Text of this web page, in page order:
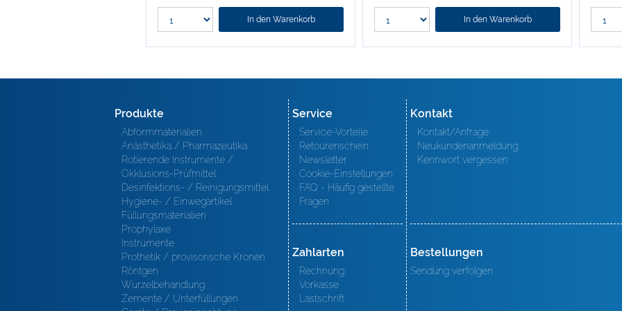
In den Warenkorb In den Warenkorb
Produkte
Abformmaterialien
Anästhetika / Pharmazeutika
Rotierende Instrumente /
Okklusions-Prüfmittel
Desinfektions- / Reinigungsmittel
Hygiene- / Einwegartikel
Füllungsmaterialien
Prophylaxe
Instrumente
Prothetik / provisorische Kronen
Röntgen
Wurzelbehandlung
Zemente / Unterfüllungen
Service
Service-Vorteile
Retourenschein
Newsletter
Cookie-Einstellungen
FAQ - Häufig gestellte
Fragen
Zahlarten
Rechnung
Vorkasse
Lastschrift
Kontakt
Kontakt/Anfrage
Neukundenanmeldung
Kennwort vergessen
Bestellungen
Sendung verfolgen